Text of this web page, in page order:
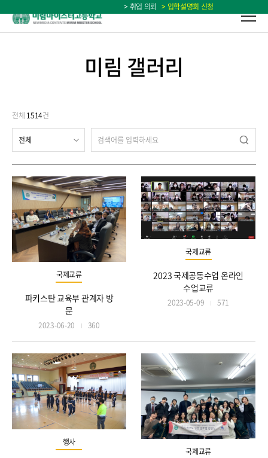
> 취업 의뢰 > 입학설명회 신청
미림 갤러리
전체 1514건
국제교류
파키스탄 교육부 관계자 방
문
2023-06-20 360
국제교류
2023 국제공동수업 온라인
수업교류
2023-05-09 571
행사
국제교류